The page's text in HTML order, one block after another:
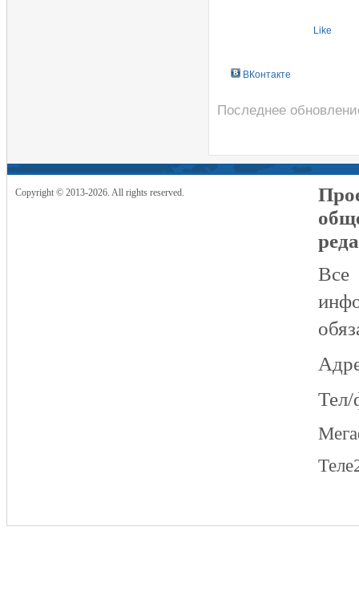
Like
ВКонтакте
Последнее
Copyright © 2013-2026. All rights reserved.